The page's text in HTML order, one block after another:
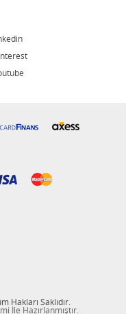
Hakları Saklıdır.
İle Hazırlanmıştır.